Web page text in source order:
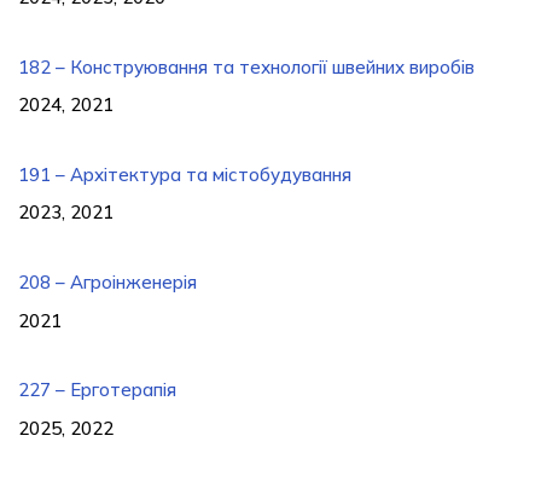
182 – Конструювання та технології швейних виробів
2024, 2021
191 – Архітектура та містобудування
2023, 2021
208 – Агроінженерія
2021
227 – Ерготерапія
2025, 2022